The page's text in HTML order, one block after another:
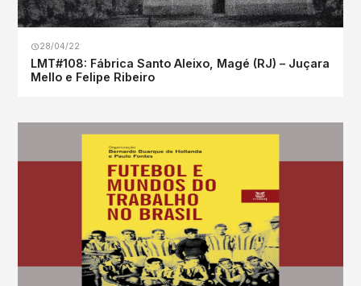
28/04/22
LMT#108: Fábrica Santo Aleixo, Magé (RJ) – Juçara
Mello e Felipe Ribeiro